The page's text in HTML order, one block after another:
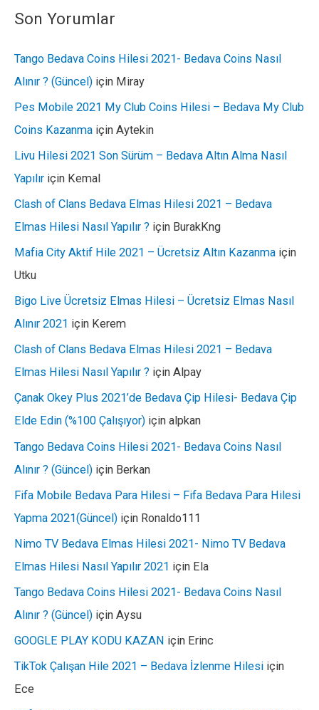
Son Yorumlar
Tango Bedava Coins Hilesi 2021- Bedava Coins Nasıl
Alınır ? (Güncel) için Miray
Pes Mobile 2021 My Club Coins Hilesi – Bedava My Club
Coins Kazanma için Aytekin
Livu Hilesi 2021 Son Sürüm – Bedava Altın Alma Nasıl
Yapılır için Kemal
Clash of Clans Bedava Elmas Hilesi 2021 – Bedava
Elmas Hilesi Nasıl Yapılır ? için BurakKng
Mafia City Aktif Hile 2021 – Ücretsiz Altın Kazanma için
Utku
Bigo Live Ücretsiz Elmas Hilesi – Ücretsiz Elmas Nasıl
Alınır 2021 için Kerem
Clash of Clans Bedava Elmas Hilesi 2021 – Bedava
Elmas Hilesi Nasıl Yapılır ? için Alpay
Çanak Okey Plus 2021’de Bedava Çip Hilesi- Bedava Çip
Elde Edin (%100 Çalışıyor) için alpkan
Tango Bedava Coins Hilesi 2021- Bedava Coins Nasıl
Alınır ? (Güncel) için Berkan
Fifa Mobile Bedava Para Hilesi – Fifa Bedava Para Hilesi
Yapma 2021(Güncel) için Ronaldo111
Nimo TV Bedava Elmas Hilesi 2021- Nimo TV Bedava
Elmas Hilesi Nasıl Yapılır 2021 için Ela
Tango Bedava Coins Hilesi 2021- Bedava Coins Nasıl
Alınır ? (Güncel) için Aysu
GOOGLE PLAY KODU KAZAN için Erinc
TikTok Çalışan Hile 2021 – Bedava İzlenme Hilesi için
Ece